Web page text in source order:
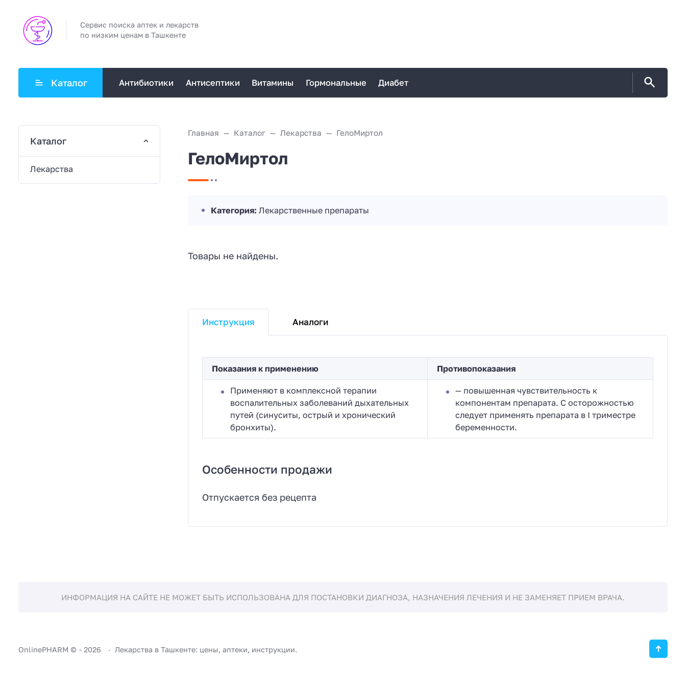
Сервис поиска аптек и лекарств
по низким ценам в Ташкенте
Каталог Антибиотики Антисептики Витамины Гормональные Диабет
Главная Каталог Лекарства ГелоМиртол
ГелоМиртол
Категория: Лекарственные препараты
Товары не найдены.
Инструкция Аналоги
Показания к применению Противопоказания
Применяют в комплексной терапии
воспалительных заболеваний дыхательных
путей (синуситы, острый и хронический
бронхиты).
— повышенная чувствительность к
компонентам препарата. С осторожностью
следует применять препарата в I триместре
беременности.
Особенности продажи
Отпускается без рецепта
Каталог
Лекарства
ИНФОРМАЦИЯ НА САЙТЕ НЕ МОЖЕТ БЫТЬ ИСПОЛЬЗОВАНА ДЛЯ ПОСТАНОВКИ ДИАГНОЗА, НАЗНАЧЕНИЯ ЛЕЧЕНИЯ И НЕ ЗАМЕНЯЕТ ПРИЕМ ВРАЧА.
OnlinePHARM © - 2026 Лекарства в Ташкенте: цены, аптеки, инструкции.